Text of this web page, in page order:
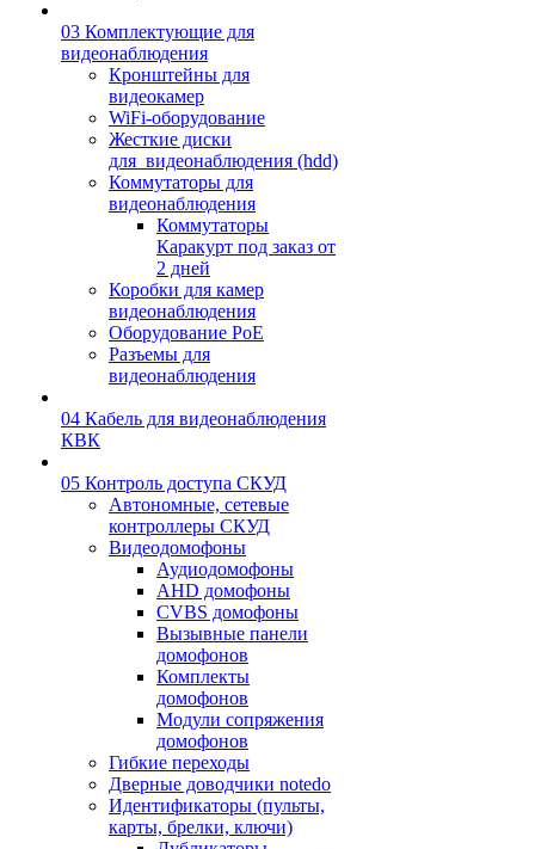
03 Комплектующие для
видеонаблюдения
Кронштейны для
видеокамер
WiFi-оборудование
Жесткие диски
для_видеонаблюдения (hdd)
Коммутаторы для
видеонаблюдения
Коммутаторы
Каракурт под заказ от
2 дней
Коробки для камер
видеонаблюдения
Оборудование PoE
Разъемы для
видеонаблюдения
04 Кабель для видеонаблюдения
КВК
05 Контроль доступа СКУД
Автономные, сетевые
контроллеры СКУД
Видеодомофоны
Аудиодомофоны
AHD домофоны
CVBS домофоны
Вызывные панели
домофонов
Комплекты
домофонов
Модули сопряжения
домофонов
Гибкие переходы
Дверные доводчики notedo
Идентификаторы (пульты,
карты, брелки, ключи)